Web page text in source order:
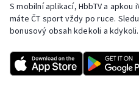
Rychlostní kanoistika
Sportovní střelba
S mobilní aplikací, HbbTV a
máte ČT sport vždy po ruce.
bonusový obsah kdekoli a kdykoli.